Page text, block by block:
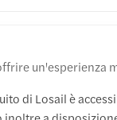
un'esperienza
di Losail è